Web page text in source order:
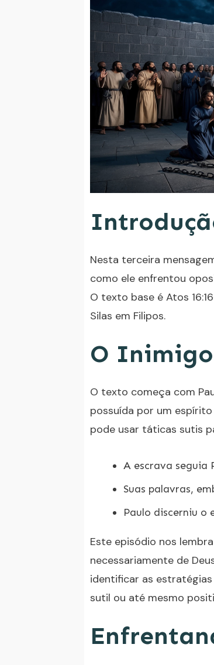
Nesta terceira
como ele enfrentou
O texto base é Atos
Silas em Filipos.
O
O texto começa com
possuída por um
pode usar táticas sutis
A escrava seguia
Suas palavras,
Paulo discerniu o
Este episódio nos
necessariamente de
identificar as
sutil ou até mesmo